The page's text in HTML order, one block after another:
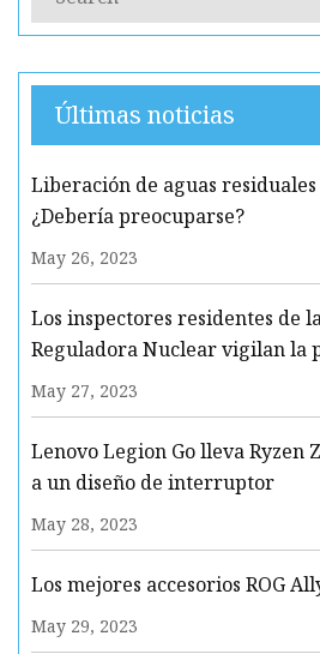
Últimas noticias
Liberación de aguas
¿Debería preocuparse?
May 26, 2023
Los inspectores residentes de
Reguladora Nuclear vigilan la
Clinton
May 27, 2023
Lenovo Legion Go lleva Ryzen
a un diseño de interruptor
May 28, 2023
Los mejores accesorios ROG
May 29, 2023